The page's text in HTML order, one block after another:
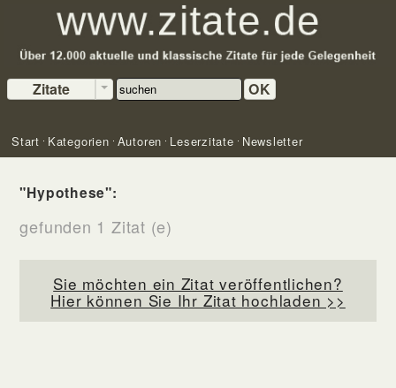
Zitate OK
Start Kategorien Autoren Leserzitate Newsletter
"Hypothese":
gefunden 1 Zitat (e)
Sie möchten ein Zitat veröffentlichen?
Hier können Sie Ihr Zitat hochladen >>